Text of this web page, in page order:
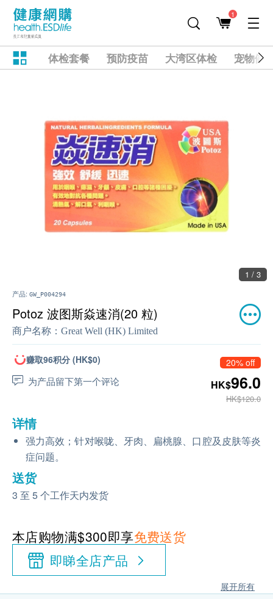
1
体检套餐 预防疫苗 大湾区体检 宠物健
1 / 3
产品: GW_P004294
Potoz 波图斯焱速消(20 粒)
商户名称： Great Well (HK) Limited
赚取96积分 (HK$0)
为产品留下第一个评论
20% off
HK$96.0
HK$120.0
详情
强力高效；针对喉咙、牙肉、扁桃腺、口腔及皮肤等炎
症问题。
送货
3 至 5 个工作天内发货
本店购物满$300即享免费送货
即睇全店产品
展开所有